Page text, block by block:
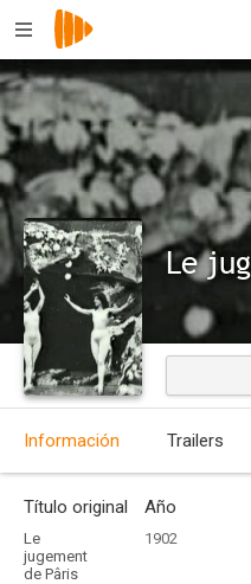
Le
Información Trailers
Título original
Le
jugement
de Pâris
Año
1902